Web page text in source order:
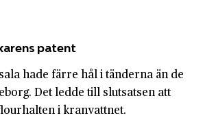
patent
hade färre hål i tänderna än de
Det ledde till slutsatsen att
i kranvattnet.